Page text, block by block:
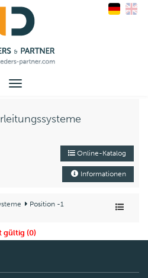
Toggle
Online-Katalog
Informationen
Position -1
gültig (0)